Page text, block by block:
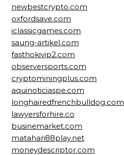
newbestcrypto.com
oxfordsave.com
iclassicgames.com
saung-artikel.com
fasthokivip2.com
observersports.com
cryptominingplus.com
aquinoticiaspe.com
longhairedfrenchbulldog.com
lawyersforhire.co
businemarket.com
matahari88play.net
moneydescriptor.com